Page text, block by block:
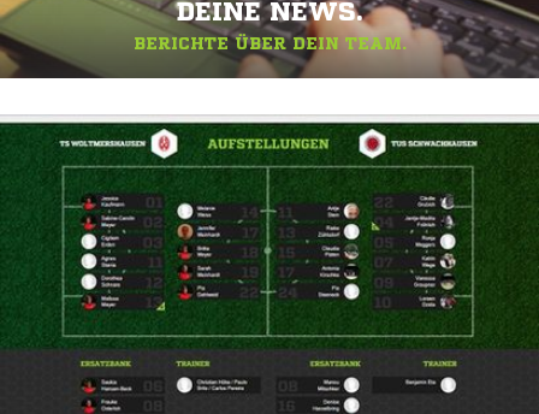
DEINE NEWS.
BERICHTE ÜBER DEIN TEAM.